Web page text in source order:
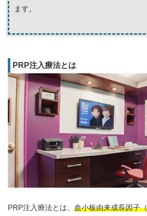
ます。
PRP注入療法とは
PRP注入療法とは、 血小板由来成長因子